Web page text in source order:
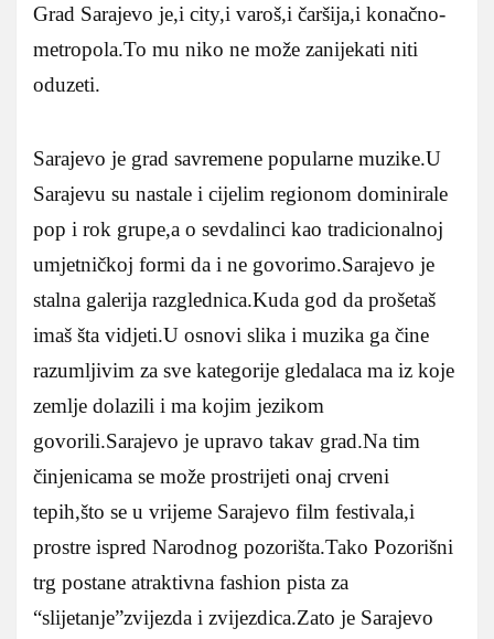
Grad Sarajevo je,i city,i varoš,i čaršija,i konačno-
metropola.To mu niko ne može zanijekati niti
oduzeti.
Sarajevo je grad savremene popularne muzike.U
Sarajevu su nastale i cijelim regionom dominirale
pop i rok grupe,a o sevdalinci kao tradicionalnoj
umjetničkoj formi da i ne govorimo.Sarajevo je
stalna galerija razglednica.Kuda god da prošetaš
imaš šta vidjeti.U osnovi slika i muzika ga čine
razumljivim za sve kategorije gledalaca ma iz koje
zemlje dolazili i ma kojim jezikom
govorili.Sarajevo je upravo takav grad.Na tim
činjenicama se može prostrijeti onaj crveni
tepih,što se u vrijeme Sarajevo film festivala,i
prostre ispred Narodnog pozorišta.Tako Pozorišni
trg postane atraktivna fashion pista za
“slijetanje”zvijezda i zvijezdica.Zato je Sarajevo